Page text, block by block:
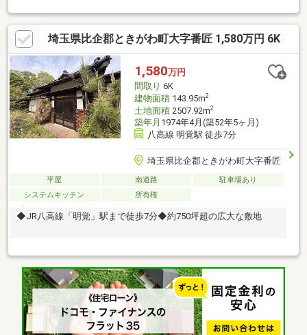
埼玉県比企郡ときがわ町大字番匠 1,580万円 6K
1,580万円
間取り 6K
建物面積143.95m2
土地面積2507.92m2
築年月 1974年4月(築52年5ヶ月)
八高線 明覚駅 徒歩7分
埼玉県比企郡ときがわ町大字番匠
平屋 南道路
駐車場あり
システムキッチン
所有権
◆JR八高線「明覚」駅まで徒歩7分◆約750坪超の広大な敷地